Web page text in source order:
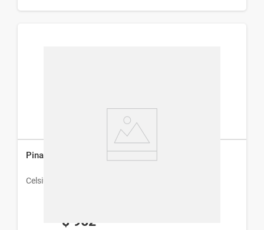
Pinar 50 mg x 20 comp
Celsius
$ 962